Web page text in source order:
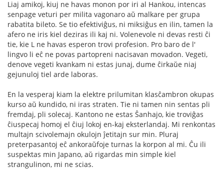
Liaj amikoj, kiuj ne havas monon por iri al Hankou, intencas
senpage veturi per milita vagonaro aŭ malkare per grupa
rabatita bileto. Se tio efektiviĝus, ni miksiĝus en ilin, tamen la
afero ne iris kiel deziras ili kaj ni. Volenevole ni devas resti ĉi
tie, kie L ne havas esperon trovi profesion. Pro baro de l'
lingvo li eĉ ne povas partopreni nacisavan movadon. Vegeti,
denove vegeti kvankam ni estas junaj, dume ĉirkaŭe niaj
gejunuloj tiel arde laboras.
En la vesperaj kiam la elektre prilumitan klasĉambron okupas
kurso aŭ kundido, ni iras straten. Tie ni tamen nin sentas pli
fremdaj, pli solecaj. Kantono ne estas Ŝanhajo, kie troviĝas
ĉiuspecaj homoj el ĉiuj lokoj en-kaj eksterlandaj. Mi renkontas
multajn scivolemajn okulojn ĵetitajn sur min. Pluraj
preterpasantoj eĉ ankoraŭfoje turnas la korpon al mi. Ĉu ili
suspektas min Japano, aŭ rigardas min simple kiel
strangulinon, mi ne scias.